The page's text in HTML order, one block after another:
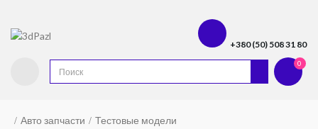
+380 (50) 508 31 80
0
Авто запчасти
Тестовые модели